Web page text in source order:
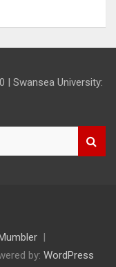
| Swansea University:
by: WordPress